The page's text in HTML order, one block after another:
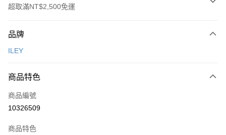
超取滿NT$2,500免運
信用卡一次付款
3 期 0 利率 每期
合作金庫商業銀行
上海商業儲蓄銀行
臺灣中小企業銀行
超商取貨付款
LINE Pay
Apple Pay
品牌
ILEY
商品特色
商品編號
10326509
商品特色